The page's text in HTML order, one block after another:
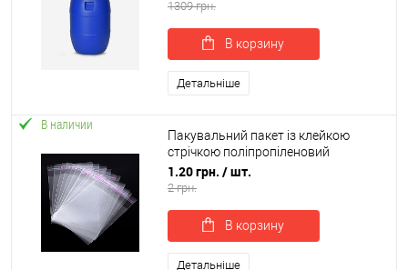
1309 грн.
В корзину
Детальніше
В наличии
Пакувальний пакет із клейкою
стрічкою поліпропіленовий
прозорий 400x300мм 20мкн (R-
00084)
1.20 грн. / шт.
2 грн.
В корзину
Детальніше